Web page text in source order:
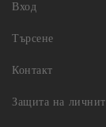
Вход
Търсене
Контакт
Защита на